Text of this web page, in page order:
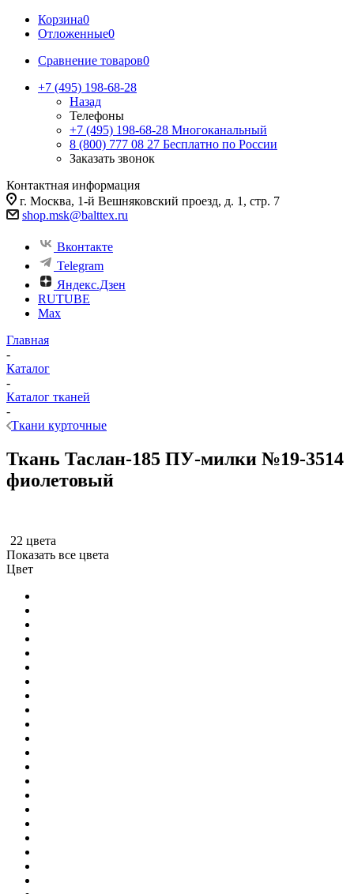
Корзина0
Отложенные0
Сравнение товаров0
+7 (495) 198-68-28
Назад
Телефоны
+7 (495) 198-68-28 Многоканальный
8 (800) 777 08 27 Бесплатно по России
Заказать звонок
Контактная информация
г. Москва, 1-й Вешняковский проезд, д. 1, стр. 7
shop.msk@balttex.ru
Вконтакте
Telegram
Яндекс.Дзен
RUTUBE
Max
Главная
-
Каталог
-
Каталог тканей
-
Ткани курточные
Ткань Таслан-185 ПУ-милки №19-3514
фиолетовый
22 цвета
Показать все цвета
Цвет